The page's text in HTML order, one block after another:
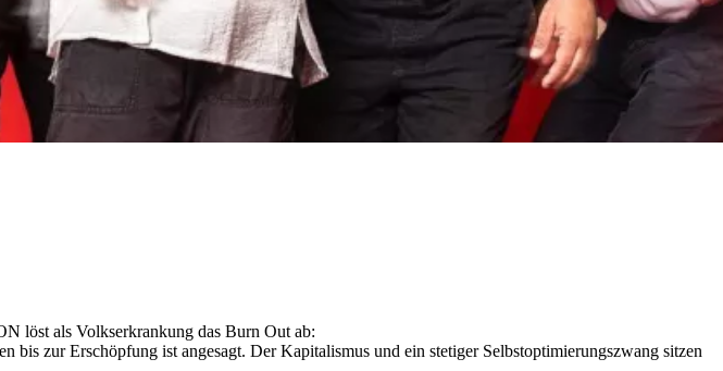
löst als Volkserkrankung das Burn Out ab:
bis zur Erschöpfung ist angesagt. Der Kapitalismus und ein stetiger Selbstoptimierungszwang sitzen